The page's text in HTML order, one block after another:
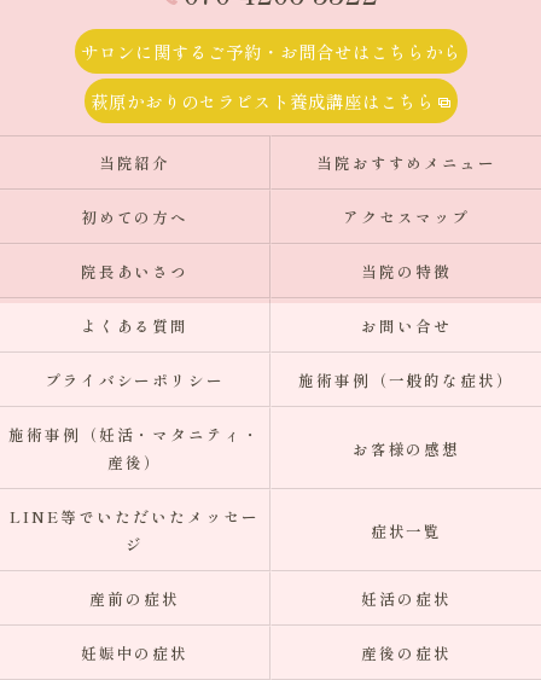
サロンに関するご予約・お問合せはこちらから
萩原かおりのセラピスト養成講座はこちら
当院紹介 当院おすすめメニュー
初めての方へ アクセスマップ
院長あいさつ 当院の特徴
よくある質問 お問い合せ
プライバシーポリシー 施術事例（一般的な症状）
施術事例（妊活・マタニティ・
産後）
お客様の感想
LINE等でいただいたメッセー
ジ
症状一覧
産前の症状 妊活の症状
妊娠中の症状 産後の症状